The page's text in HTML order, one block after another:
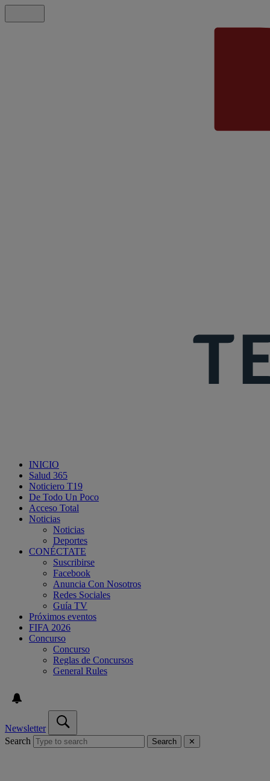
INICIO
Salud 365
Noticiero T19
De Todo Un Poco
Acceso Total
Noticias
Noticias
Deportes
CONÉCTATE
Suscribirse
Facebook
Anuncia Con Nosotros
Redes Sociales
Guía TV
Próximos eventos
FIFA 2026
Concurso
Concurso
Reglas de Concursos
General Rules
Newsletter
Search
Search ✕